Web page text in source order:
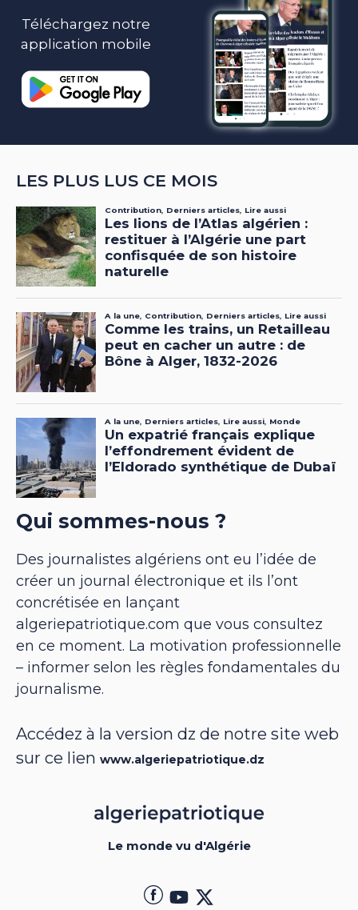
Téléchargez notre
application mobile
LES PLUS LUS CE MOIS
Qui sommes-nous ?
Des journalistes algériens ont eu l’idée de
créer un journal électronique et ils l’ont
concrétisée en lançant
algeriepatriotique.com que vous consultez
en ce moment. La motivation professionnelle
– informer selon les règles fondamentales du
journalisme.
Accédez à la version dz de notre site web
sur ce lien www.algeriepatriotique.dz
Le monde vu d'Algérie